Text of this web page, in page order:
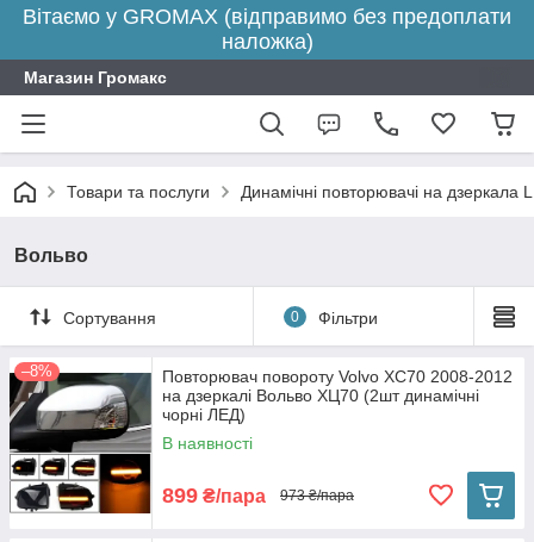
Вітаємо у GROMAX (відправимо без предоплати
наложка)
Магазин Громакс
Товари та послуги Динамічні повторювачі на дзеркала
Вольво
Сортування 0 Фільтри
–8%
Повторювач повороту Volvo XC70 2008-2012
на дзеркалі Вольво ХЦ70 (2шт динамічні
чорні ЛЕД)
В наявності
899 ₴/пара 973 ₴/пара